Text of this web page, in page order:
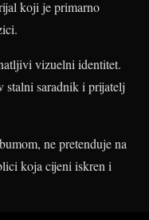
koji je primarno
vizuelni identitet.
stalni saradnik i prijatelj
ne pretenduje na
koja cijeni iskren i